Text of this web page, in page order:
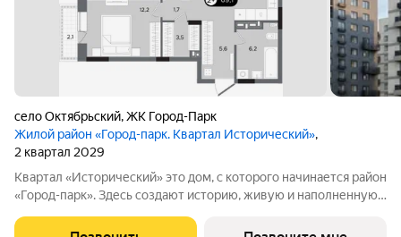
село Октябрьский,ЖК Город-Парк
Жилой район «Город-парк. Квартал Исторический»,
2 квартал 2029
Квартал «Исторический» это дом, с которого начинается район
«Город-парк». Здесь создают историю, живую и наполненную
от семи до десяти этажей и двух десятиэтажных башен,